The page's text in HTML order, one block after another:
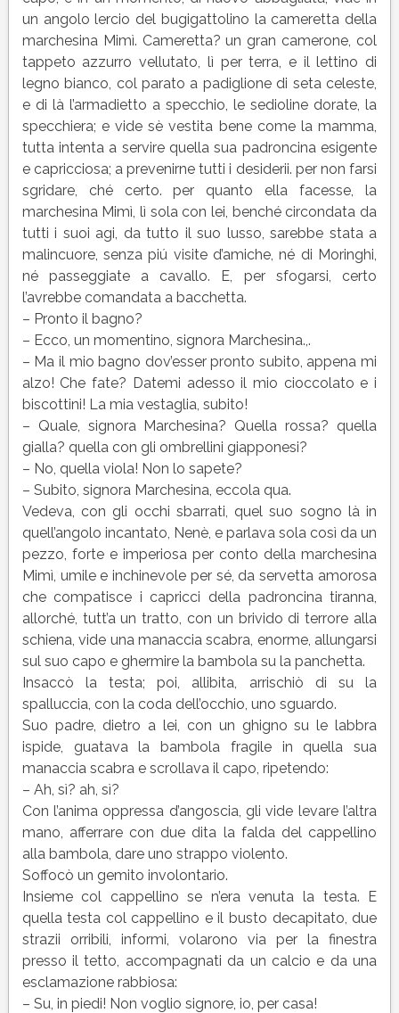
un angolo lercio del bugigattolino la cameretta della
marchesina Mimì. Cameretta? un gran camerone, col
tappeto azzurro vellutato, lì per terra, e il lettino di
legno bianco, col parato a padiglione di seta celeste,
e di là l’armadietto a specchio, le sedioline dorate, la
specchiera; e vide sè vestita bene come la mamma,
tutta intenta a servire quella sua padroncina esigente
e capricciosa; a prevenirne tutti i desiderii. per non farsi
sgridare, ché certo. per quanto ella facesse, la
marchesina Mimì, lì sola con lei, benché circondata da
tutti i suoi agi, da tutto il suo lusso, sarebbe stata a
malincuore, senza piú visite d’amiche, né di Moringhi,
né passeggiate a cavallo. E, per sfogarsi, certo
l’avrebbe comandata a bacchetta.
– Pronto il bagno?
– Ecco, un momentino, signora Marchesina.,.
– Ma il mio bagno dov’esser pronto subito, appena mi
alzo! Che fate? Datemi adesso il mio cioccolato e i
biscottini! La mia vestaglia, subito!
– Quale, signora Marchesina? Quella rossa? quella
gialla? quella con gli ombrellini giapponesi?
– No, quella viola! Non lo sapete?
– Subito, signora Marchesina, eccola qua.
Vedeva, con gli occhi sbarrati, quel suo sogno là in
quell’angolo incantato, Nenè, e parlava sola così da un
pezzo, forte e imperiosa per conto della marchesina
Mimì, umile e inchinevole per sé, da servetta amorosa
che compatisce i capricci della padroncina tiranna,
allorché, tutt’a un tratto, con un brivido di terrore alla
schiena, vide una manaccia scabra, enorme, allungarsi
sul suo capo e ghermire la bambola su la panchetta.
Insaccò la testa; poi, allibita, arrischiò di su la
spalluccia, con la coda dell’occhio, uno sguardo.
Suo padre, dietro a lei, con un ghigno su le labbra
ispide, guatava la bambola fragile in quella sua
manaccia scabra e scrollava il capo, ripetendo:
– Ah, sì? ah, sì?
Con l’anima oppressa d’angoscia, gli vide levare l’altra
mano, afferrare con due dita la falda del cappellino
alla bambola, dare uno strappo violento.
Soffocò un gemito involontario.
Insieme col cappellino se n’era venuta la testa. E
quella testa col cappellino e il busto decapitato, due
strazii orribili, informi, volarono via per la finestra
presso il tetto, accompagnati da un calcio e da una
esclamazione rabbiosa:
– Su, in piedi! Non voglio signore, io, per casa!